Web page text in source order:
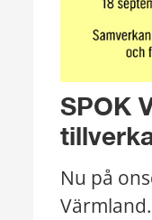
SPOK
Nu på